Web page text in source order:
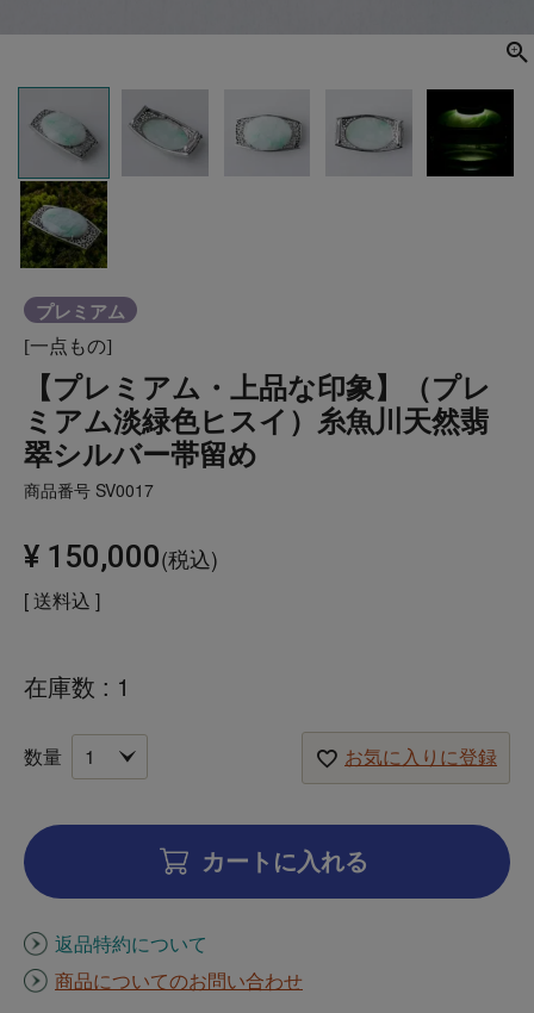
プレミアム
[一点もの]
【プレミアム・上品な印象】（プレ
ミアム淡緑色ヒスイ）糸魚川天然翡
翠シルバー帯留め
商品番号 SV0017
¥ 150,000 税込
送料込
在庫数 1
お気に入りに登録
カートに入れる
返品特約について
商品についてのお問い合わせ